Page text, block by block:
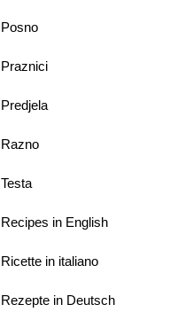
Posno
Praznici
Predjela
Razno
Testa
Recipes in English
Ricette in italiano
Rezepte in Deutsch